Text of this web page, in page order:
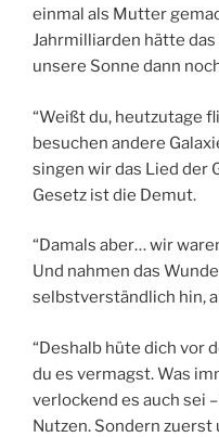
einmal als Mutter
Jahrmilliarden hätte
unsere Sonne dann
“Weißt du, heutzutage
besuchen andere
singen wir das Lied der
Gesetz ist die Demut.
“Damals aber… wir
Und nahmen das
selbstverständlich hin,
“Deshalb hüte dich vor
du es vermagst. Was
verlockend es auch sei
Nutzen. Sondern